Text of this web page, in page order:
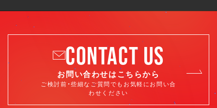
CONTACT US
お問い合わせはこちらから
ご検討前・些細なご質問でもお気軽にお問い合
わせください